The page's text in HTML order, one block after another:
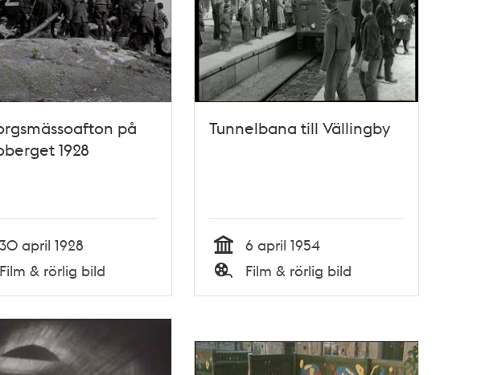
på
1928
30 april 1928
Film & rörlig bild
Tunnelbana till Vällingby
Tid
6 april 1954
Typ
Film & rörlig bild